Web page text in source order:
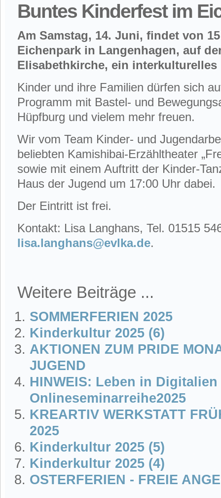
Buntes Kinderfest im
Am Samstag, 14. Juni, findet von
Eichenpark in Langenhagen, auf
Elisabethkirche, ein
Kinder und ihre Familien dürfen sich
Programm mit Bastel- und
Hüpfburg und vielem mehr freuen.
Wir vom Team Kinder- und
beliebten Kamishibai-Erzähltheater
sowie mit einem Auftritt der Kinder-
Haus der Jugend um 17:00 Uhr dabei.
Der Eintritt ist frei.
Kontakt: Lisa Langhans, Tel. 01515
lisa.langhans@evlka.de.
Weitere Beiträge ...
SOMMERFERIEN 2025
Kinderkultur 2025 (6)
AKTIONEN ZUM PRIDE
JUGEND
HINWEIS: Leben in Digitalien
Onlineseminarreihe2025
KREARTIV WERKSTATT
2025
Kinderkultur 2025 (5)
Kinderkultur 2025 (4)
OSTERFERIEN - FREIE